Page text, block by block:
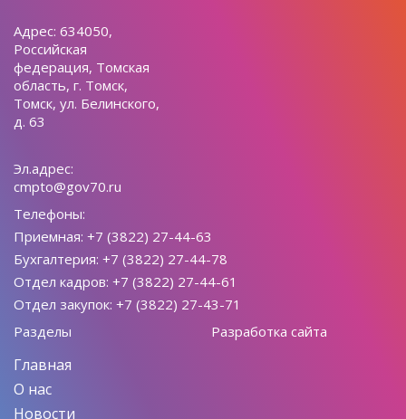
Адрес: 634050,
Российская
федерация, Томская
область, г. Томск,
Томск, ул. Белинского,
д. 63
Эл.адрес:
cmpto@gov70.ru
Телефоны:
Приемная: +7 (3822) 27-44-63
Бухгалтерия: +7 (3822) 27-44-78
Отдел кадров: +7 (3822) 27-44-61
Отдел закупок: +7 (3822) 27-43-71
Разделы
Главная
О нас
Новости
Разработка сайта